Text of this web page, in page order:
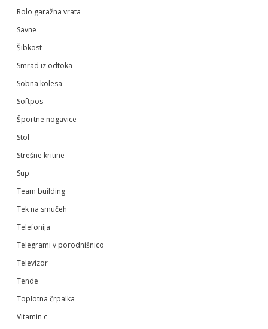
Rolo garažna vrata
Savne
Šibkost
Smrad iz odtoka
Sobna kolesa
Softpos
Športne nogavice
Stol
Strešne kritine
Sup
Team building
Tek na smučeh
Telefonija
Telegrami v porodnišnico
Televizor
Tende
Toplotna črpalka
Vitamin c